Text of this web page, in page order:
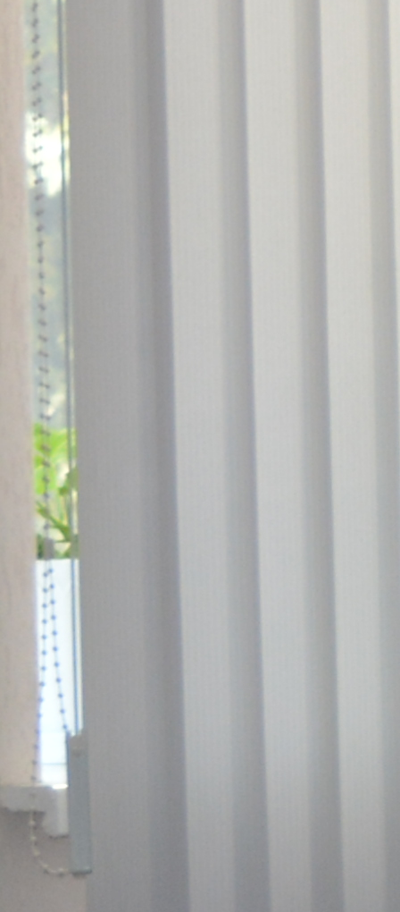
Achizițiile publice în vizorul societății civile